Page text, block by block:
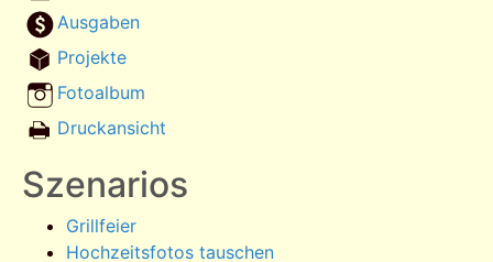
Ausgaben
Projekte
Fotoalbum
Druckansicht
Szenarios
Grillfeier
Hochzeitsfotos tauschen